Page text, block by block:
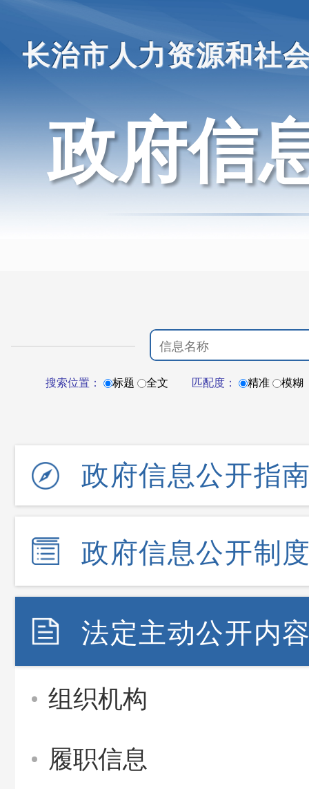
长治市人力资源和社
政府信
搜索位置： 标题 全文 匹配度： 精准 模糊
政府信息公开指
政府信息公开制
法定主动公开内
组织机构
履职信息